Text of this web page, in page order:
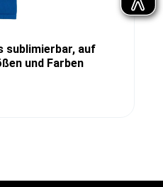
sublimierbar, auf
und Farben